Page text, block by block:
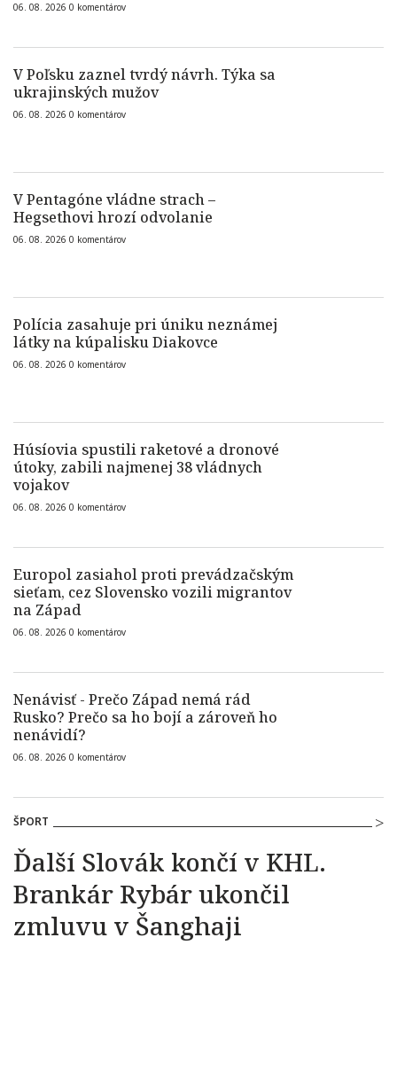
06. 08. 2026 0 komentárov
V Poľsku zaznel tvrdý návrh. Týka sa
ukrajinských mužov
06. 08. 2026 0 komentárov
V Pentagóne vládne strach –
Hegsethovi hrozí odvolanie
06. 08. 2026 0 komentárov
Polícia zasahuje pri úniku neznámej
látky na kúpalisku Diakovce
06. 08. 2026 0 komentárov
Húsíovia spustili raketové a dronové
útoky, zabili najmenej 38 vládnych
vojakov
06. 08. 2026 0 komentárov
Europol zasiahol proti prevádzačským
sieťam, cez Slovensko vozili migrantov
na Západ
06. 08. 2026 0 komentárov
Nenávisť - Prečo Západ nemá rád
Rusko? Prečo sa ho bojí a zároveň ho
nenávidí?
06. 08. 2026 0 komentárov
ŠPORT